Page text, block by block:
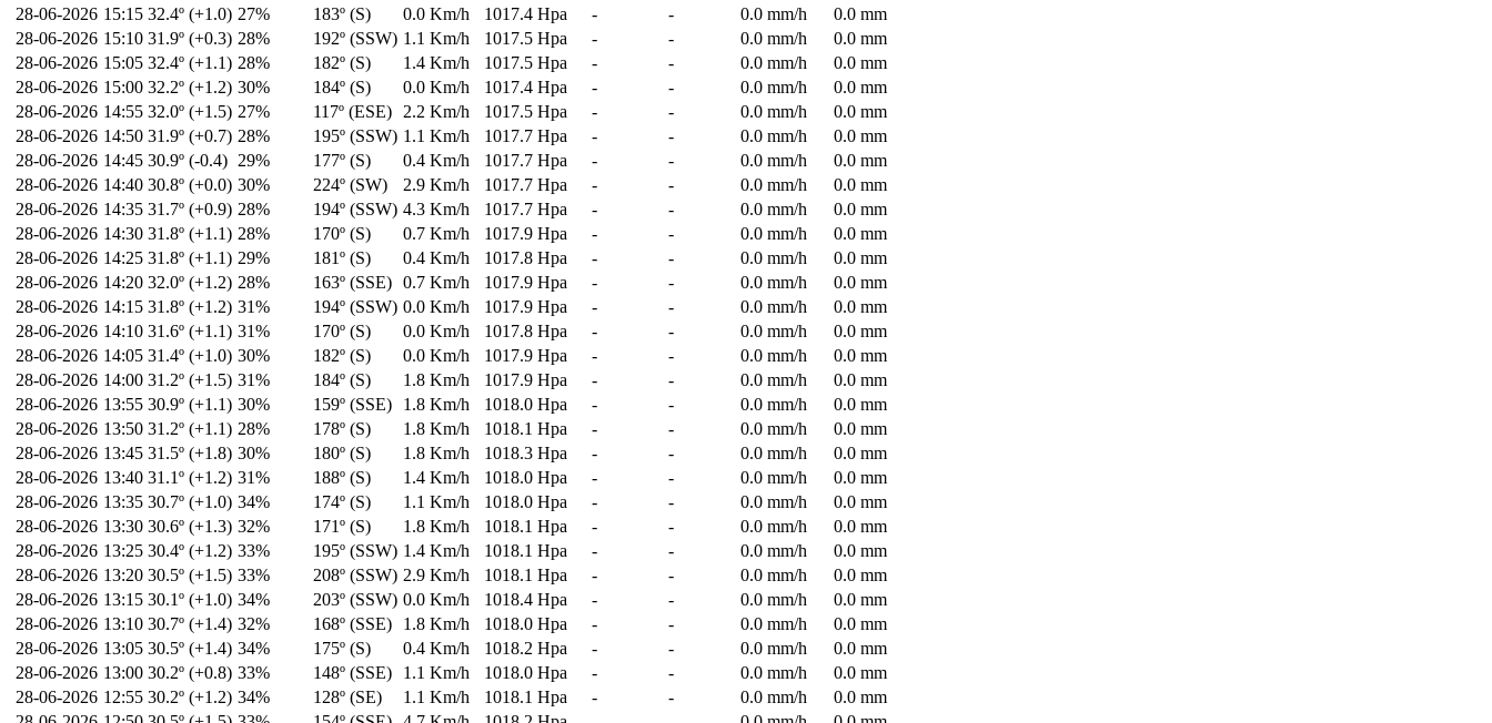
28-06-2026 15:15 32.4º (+1.0) 27% 183º (S) 0.0 Km/h 1017.4 Hpa - - 0.0 mm/h
0.0 mm
28-06-2026 15:10 31.9º (+0.3) 28% 192º (SSW) 1.1 Km/h 1017.5 Hpa - - 0.0 mm/h
0.0 mm
28-06-2026 15:05 32.4º (+1.1) 28% 182º (S) 1.4 Km/h 1017.5 Hpa - - 0.0 mm/h
0.0 mm
28-06-2026 15:00 32.2º (+1.2) 30% 184º (S) 0.0 Km/h 1017.4 Hpa - - 0.0 mm/h
0.0 mm
28-06-2026 14:55 32.0º (+1.5) 27% 117º (ESE) 2.2 Km/h 1017.5 Hpa - - 0.0 mm/h
0.0 mm
28-06-2026 14:50 31.9º (+0.7) 28% 195º (SSW) 1.1 Km/h 1017.7 Hpa - - 0.0 mm/h
0.0 mm
28-06-2026 14:45 30.9º (-0.4) 29% 177º (S) 0.4 Km/h 1017.7 Hpa - - 0.0 mm/h
0.0 mm
28-06-2026 14:40 30.8º (+0.0) 30% 224º (SW) 2.9 Km/h 1017.7 Hpa - - 0.0 mm/h
0.0 mm
28-06-2026 14:35 31.7º (+0.9) 28% 194º (SSW) 4.3 Km/h 1017.7 Hpa - - 0.0 mm/h
0.0 mm
28-06-2026 14:30 31.8º (+1.1) 28% 170º (S) 0.7 Km/h 1017.9 Hpa - - 0.0 mm/h
0.0 mm
28-06-2026 14:25 31.8º (+1.1) 29% 181º (S) 0.4 Km/h 1017.8 Hpa - - 0.0 mm/h
0.0 mm
28-06-2026 14:20 32.0º (+1.2) 28% 163º (SSE) 0.7 Km/h 1017.9 Hpa - - 0.0 mm/h
0.0 mm
28-06-2026 14:15 31.8º (+1.2) 31% 194º (SSW) 0.0 Km/h 1017.9 Hpa - - 0.0 mm/h
0.0 mm
28-06-2026 14:10 31.6º (+1.1) 31% 170º (S) 0.0 Km/h 1017.8 Hpa - - 0.0 mm/h
0.0 mm
28-06-2026 14:05 31.4º (+1.0) 30% 182º (S) 0.0 Km/h 1017.9 Hpa - - 0.0 mm/h
0.0 mm
28-06-2026 14:00 31.2º (+1.5) 31% 184º (S) 1.8 Km/h 1017.9 Hpa - - 0.0 mm/h
0.0 mm
28-06-2026 13:55 30.9º (+1.1) 30% 159º (SSE) 1.8 Km/h 1018.0 Hpa - - 0.0 mm/h
0.0 mm
28-06-2026 13:50 31.2º (+1.1) 28% 178º (S) 1.8 Km/h 1018.1 Hpa - - 0.0 mm/h
0.0 mm
28-06-2026 13:45 31.5º (+1.8) 30% 180º (S) 1.8 Km/h 1018.3 Hpa - - 0.0 mm/h
0.0 mm
28-06-2026 13:40 31.1º (+1.2) 31% 188º (S) 1.4 Km/h 1018.0 Hpa - - 0.0 mm/h
0.0 mm
28-06-2026 13:35 30.7º (+1.0) 34% 174º (S) 1.1 Km/h 1018.0 Hpa - - 0.0 mm/h
0.0 mm
28-06-2026 13:30 30.6º (+1.3) 32% 171º (S) 1.8 Km/h 1018.1 Hpa - - 0.0 mm/h
0.0 mm
28-06-2026 13:25 30.4º (+1.2) 33% 195º (SSW) 1.4 Km/h 1018.1 Hpa - - 0.0 mm/h
0.0 mm
28-06-2026 13:20 30.5º (+1.5) 33% 208º (SSW) 2.9 Km/h 1018.1 Hpa - - 0.0 mm/h
0.0 mm
28-06-2026 13:15 30.1º (+1.0) 34% 203º (SSW) 0.0 Km/h 1018.4 Hpa - - 0.0 mm/h
0.0 mm
28-06-2026 13:10 30.7º (+1.4) 32% 168º (SSE) 1.8 Km/h 1018.0 Hpa - - 0.0 mm/h
0.0 mm
28-06-2026 13:05 30.5º (+1.4) 34% 175º (S) 0.4 Km/h 1018.2 Hpa - - 0.0 mm/h
0.0 mm
28-06-2026 13:00 30.2º (+0.8) 33% 148º (SSE) 1.1 Km/h 1018.0 Hpa - - 0.0 mm/h
0.0 mm
28-06-2026 12:55 30.2º (+1.2) 34% 128º (SE) 1.1 Km/h 1018.1 Hpa - - 0.0 mm/h
0.0 mm